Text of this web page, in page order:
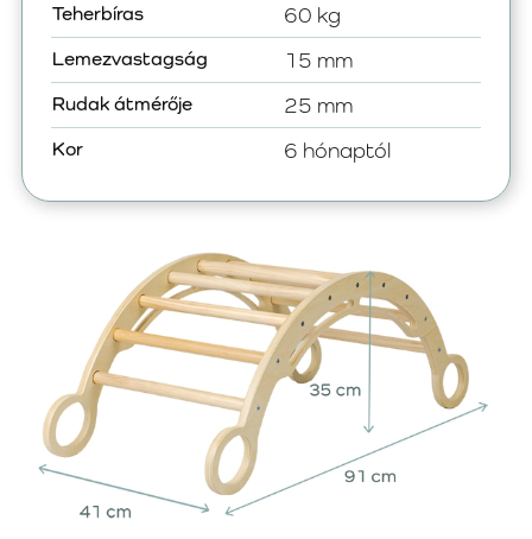
Teherbíras 60 kg
Lemezvastagság 15 mm
Rudak átmérője 25 mm
Kor 6 hónaptól